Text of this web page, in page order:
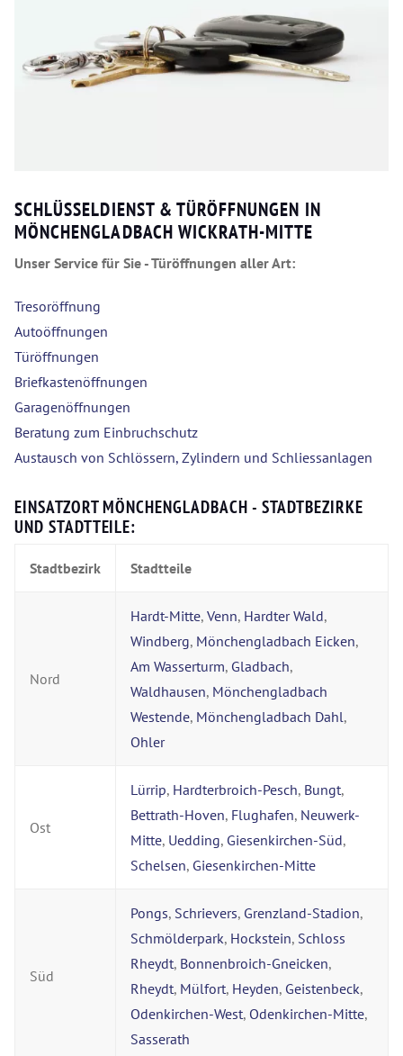
SCHLÜSSELDIENST & TÜRÖFFNUNGEN IN
MÖNCHENGLADBACH WICKRATH-MITTE
Unser Service für Sie - Türöffnungen aller Art:
Tresoröffnung
Autoöffnungen
Türöffnungen
Briefkastenöffnungen
Garagenöffnungen
Beratung zum Einbruchschutz
Austausch von Schlössern, Zylindern und Schliessanlagen
EINSATZORT MÖNCHENGLADBACH - STADTBEZIRKE
UND STADTTEILE:
Stadtbezirk Stadtteile
Nord
Hardt-Mitte, Venn, Hardter Wald,
Windberg, Mönchengladbach Eicken,
Am Wasserturm, Gladbach,
Waldhausen, Mönchengladbach
Westende, Mönchengladbach Dahl,
Ohler
Ost
Lürrip, Hardterbroich-Pesch, Bungt,
Bettrath-Hoven, Flughafen, Neuwerk-
Mitte, Uedding, Giesenkirchen-Süd,
Schelsen, Giesenkirchen-Mitte
Süd
Pongs, Schrievers, Grenzland-Stadion,
Schmölderpark, Hockstein, Schloss
Rheydt, Bonnenbroich-Gneicken,
Rheydt, Mülfort, Heyden, Geistenbeck,
Odenkirchen-West, Odenkirchen-Mitte,
Sasserath